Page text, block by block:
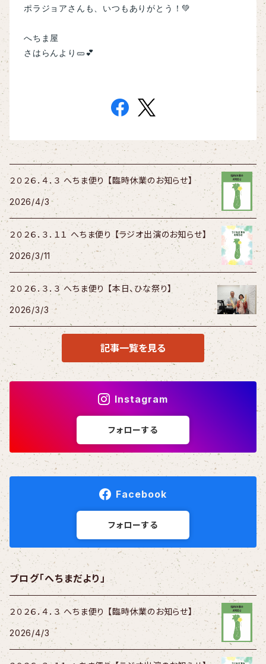
ポラジョアさんも、いつもありがとう！💚
へちま屋
さはらんより🥒💕
２０２６．４．３ へちま便り 【臨時休業のお知らせ】
2026/4/3
２０２６．３．１１ へちま便り 【ラジオ出演のお知らせ】
2026/3/11
２０２６．３．３ へちま便り 【本日、ひな祭り】
2026/3/3
記事一覧を見る
Instagram
フォローする
Facebook
フォローする
ブログ「へちまだより」
２０２６．４．３ へちま便り 【臨時休業のお知らせ】
2026/4/3